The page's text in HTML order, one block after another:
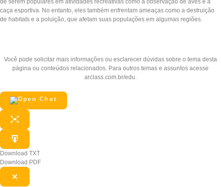
caça esportiva. No entanto, eles também enfrentam ameaças como a destruição
de habitats e a poluição, que afetam suas populações em algumas regiões.
Você pode solicitar mais informações ou esclarecer dúvidas sobre o tema desta
página ou conteúdos relacionados. Para outros temas e assuntos acesse
arclass.com.br/edu.
Download TXT
Download PDF